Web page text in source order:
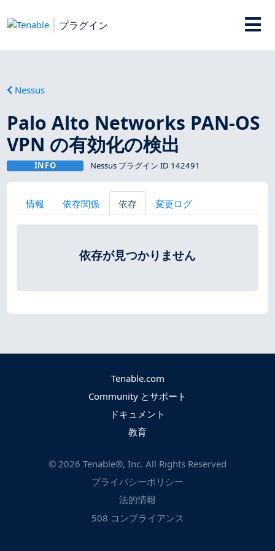
プラグイン
Nessus
Palo Alto Networks PAN-OS
VPN の有効化の検出
INFO Nessus プラグイン ID 142491
情報 依存関係 依存 変更ログ
依存が見つかりません
Tenable.com
Community とサポート
ドキュメント
教育
© 2026 Tenable®, Inc. All Rights Reserved
プライバシーポリシー
法的情報
508 コンプライアンス